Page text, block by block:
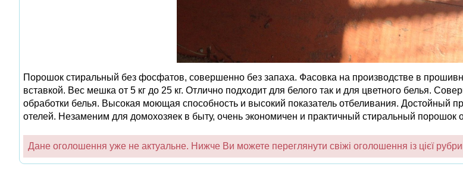
Порошок стиральный без фосфатов, совершенно без запаха. Фасовка на производстве в
вставкой. Вес мешка от 5 кг до 25 кг. Отлично подходит для белого так и для цветного белья.
обработки белья. Высокая моющая способность и высокий показатель отбеливания. Достойный
отелей. Незаменим для домохозяек в быту, очень экономичен и практичный стиральный порошок
Дане оголошення уже не актуальне. Нижче Ви можете переглянути свіжі оголошення із цієї